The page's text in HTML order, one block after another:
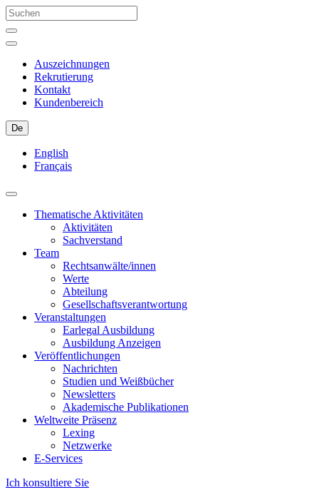
Auszeichnungen
Rekrutierung
Kontakt
Kundenbereich
De
English
Français
Thematische Aktivitäten
Aktivitäten
Sachverstand
Team
Rechtsanwälte/innen
Werte
Abteilung
Gesellschaftsverantwortung
Veranstaltungen
Earlegal Ausbildung
Ausbildung Anzeigen
Veröffentlichungen
Nachrichten
Studien und Weißbücher
Newsletters
Akademische Publikationen
Weltweite Präsenz
Lexing
Netzwerke
E-Services
Ich konsultiere Sie